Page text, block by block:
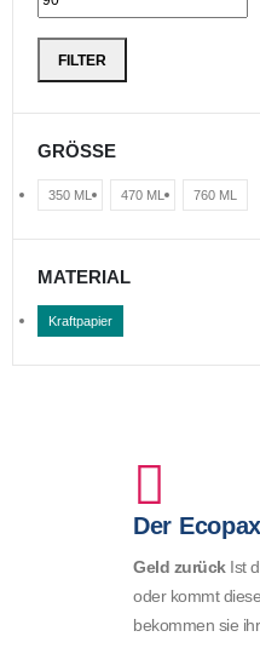
FILTER
GRÖSSE
350 ML 470 ML 760 ML
MATERIAL
Kraftpapier
Der
Geld zurückIst
oder kommt
bekommen sie